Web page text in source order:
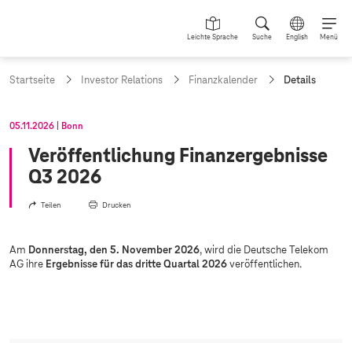
Leichte Sprache Suche English Menü
Startseite Investor Relations Finanzkalender
a
l
l
e
:
Details
05.11.2026 Bonn
Veröffentlichung Finanzergebnisse
Q3 2026
Teilen Drucken
Am Donnerstag, den 5. November 2026, wird die Deutsche Telekom
AG ihre Ergebnisse für das dritte Quartal 2026 veröffentlichen.